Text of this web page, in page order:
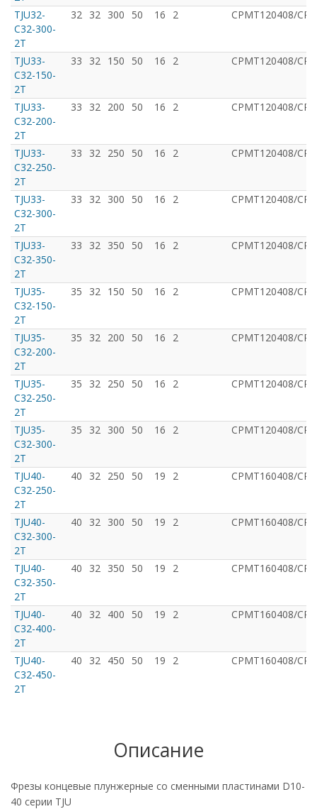
TJU32-
C32-300-
2T
32 32 300 50 16 2 CРMT120408/
TJU33-
C32-150-
2T
33 32 150 50 16 2 CРMT120408/
TJU33-
C32-200-
2T
33 32 200 50 16 2 CРMT120408/
TJU33-
C32-250-
2T
33 32 250 50 16 2 CРMT120408/
TJU33-
C32-300-
2T
33 32 300 50 16 2 CРMT120408/
TJU33-
C32-350-
2T
33 32 350 50 16 2 CРMT120408/
TJU35-
C32-150-
2T
35 32 150 50 16 2 CРMT120408/
TJU35-
C32-200-
2T
35 32 200 50 16 2 CРMT120408/
TJU35-
C32-250-
2T
35 32 250 50 16 2 CРMT120408/
TJU35-
C32-300-
2T
35 32 300 50 16 2 CРMT120408/
TJU40-
C32-250-
2T
40 32 250 50 19 2 CРMT160408/
TJU40-
C32-300-
2T
40 32 300 50 19 2 CРMT160408/
TJU40-
C32-350-
2T
40 32 350 50 19 2 CРMT160408/
TJU40-
C32-400-
2T
40 32 400 50 19 2 CРMT160408/
TJU40-
C32-450-
2T
40 32 450 50 19 2 CРMT160408/
Описание
Фрезы концевые плунжерные со сменными пластинами D10-
40 серии TJU